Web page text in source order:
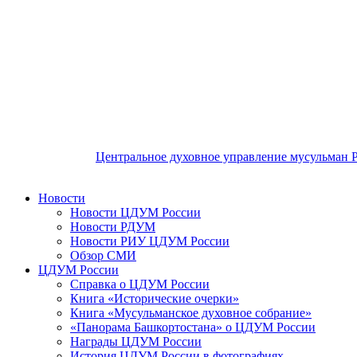
Центральное духовное управление мусульман
Новости
Новости ЦДУМ России
Новости РДУМ
Новости РИУ ЦДУМ России
Обзор СМИ
ЦДУМ России
Справка о ЦДУМ России
Книга «Исторические очерки»
Книга «Мусульманское духовное собрание»
«Панорама Башкортостана» о ЦДУМ России
Награды ЦДУМ России